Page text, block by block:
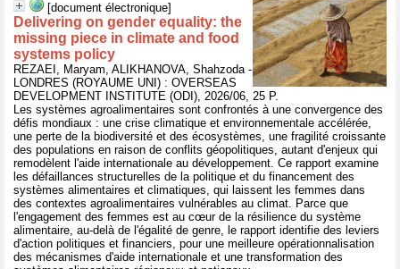
[document électronique]
Delivering on gender equality: the
missing piece in climate and food
systems policy
REZAEI, Maryam, ALIKHANOVA, Shahzoda -
LONDRES (ROYAUME UNI) : OVERSEAS
DEVELOPMENT INSTITUTE (ODI), 2026/06, 25 P.
Les systèmes agroalimentaires sont confrontés à une convergence des
défis mondiaux : une crise climatique et environnementale accélérée,
une perte de la biodiversité et des écosystèmes, une fragilité croissante
des populations en raison de conflits géopolitiques, autant d'enjeux qui
remodèlent l'aide internationale au développement. Ce rapport examine
les défaillances structurelles de la politique et du financement des
systèmes alimentaires et climatiques, qui laissent les femmes dans
des contextes agroalimentaires vulnérables au climat. Parce que
l'engagement des femmes est au cœur de la résilience du système
alimentaire, au-delà de l'égalité de genre, le rapport identifie des leviers
d'action politiques et financiers, pour une meilleure opérationnalisation
des mécanismes d'aide internationale et une transformation des